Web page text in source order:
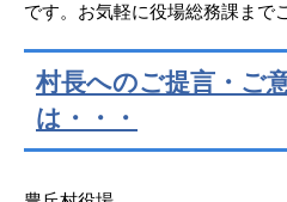
です。お気軽に役場総務課まで
村長へのご提言・ご
は・・・